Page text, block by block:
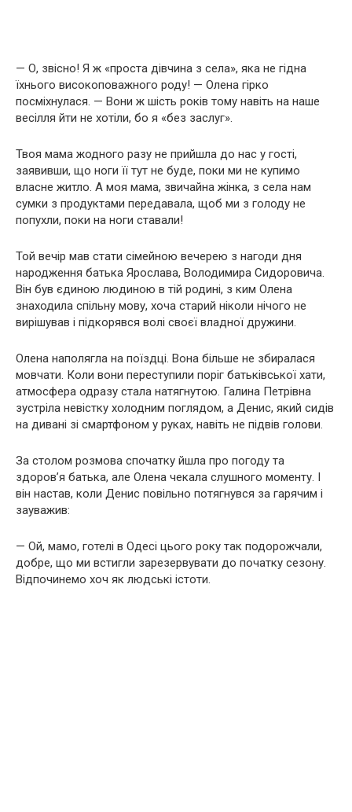
— О, звісно! Я ж «проста дівчина з села», яка не гідна
їхнього високоповажного роду! — Олена гірко
посміхнулася. — Вони ж шість років тому навіть на наше
весілля йти не хотіли, бо я «без заслуг».
Твоя мама жодного разу не прийшла до нас у гості,
заявивши, що ноги її тут не буде, поки ми не купимо
власне житло. А моя мама, звичайна жінка, з села нам
сумки з продуктами передавала, щоб ми з голоду не
попухли, поки на ноги ставали!
Той вечір мав стати сімейною вечерею з нагоди дня
народження батька Ярослава, Володимира Сидоровича.
Він був єдиною людиною в тій родині, з ким Олена
знаходила спільну мову, хоча старий ніколи нічого не
вирішував і підкорявся волі своєї владної дружини.
Олена наполягла на поїздці. Вона більше не збиралася
мовчати. Коли вони переступили поріг батьківської хати,
атмосфера одразу стала натягнутою. Галина Петрівна
зустріла невістку холодним поглядом, а Денис, який сидів
на дивані зі смартфоном у руках, навіть не підвів голови.
За столом розмова спочатку йшла про погоду та
здоров’я батька, але Олена чекала слушного моменту. І
він настав, коли Денис повільно потягнувся за гарячим і
зауважив:
— Ой, мамо, готелі в Одесі цього року так подорожчали,
добре, що ми встигли зарезервувати до початку сезону.
Відпочинемо хоч як людські істоти.